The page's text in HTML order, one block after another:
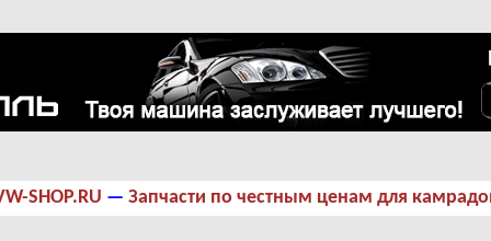
SHOP.RU — Запчасти по честным ценам для